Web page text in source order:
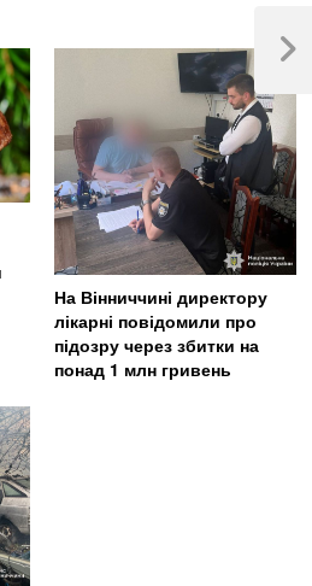
На Вінниччині директору
лікарні повідомили про
підозру через збитки на
понад 1 млн гривень
Next
Post